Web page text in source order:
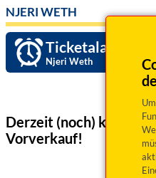
NJERI WETH
Ticketalarm
Njeri Weth
Derzeit (noch) keine
Vorverkauf!